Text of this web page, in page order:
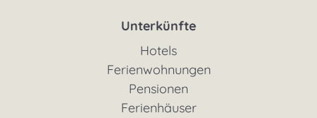
Unterkünfte
Hotels
Ferienwohnungen
Pensionen
Ferienhäuser